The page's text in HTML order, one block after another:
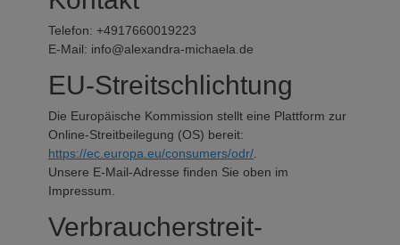
Telefon: +4917660019223
E-Mail: info@alexandra-michaela.de
EU-Streitschlichtung
Die Europäische Kommission stellt eine Plattform zur
Online-Streitbeilegung (OS) bereit:
https://ec.europa.eu/consumers/odr/
Unsere E-Mail-Adresse finden Sie oben im
Impressum.
Verbraucher­streit­